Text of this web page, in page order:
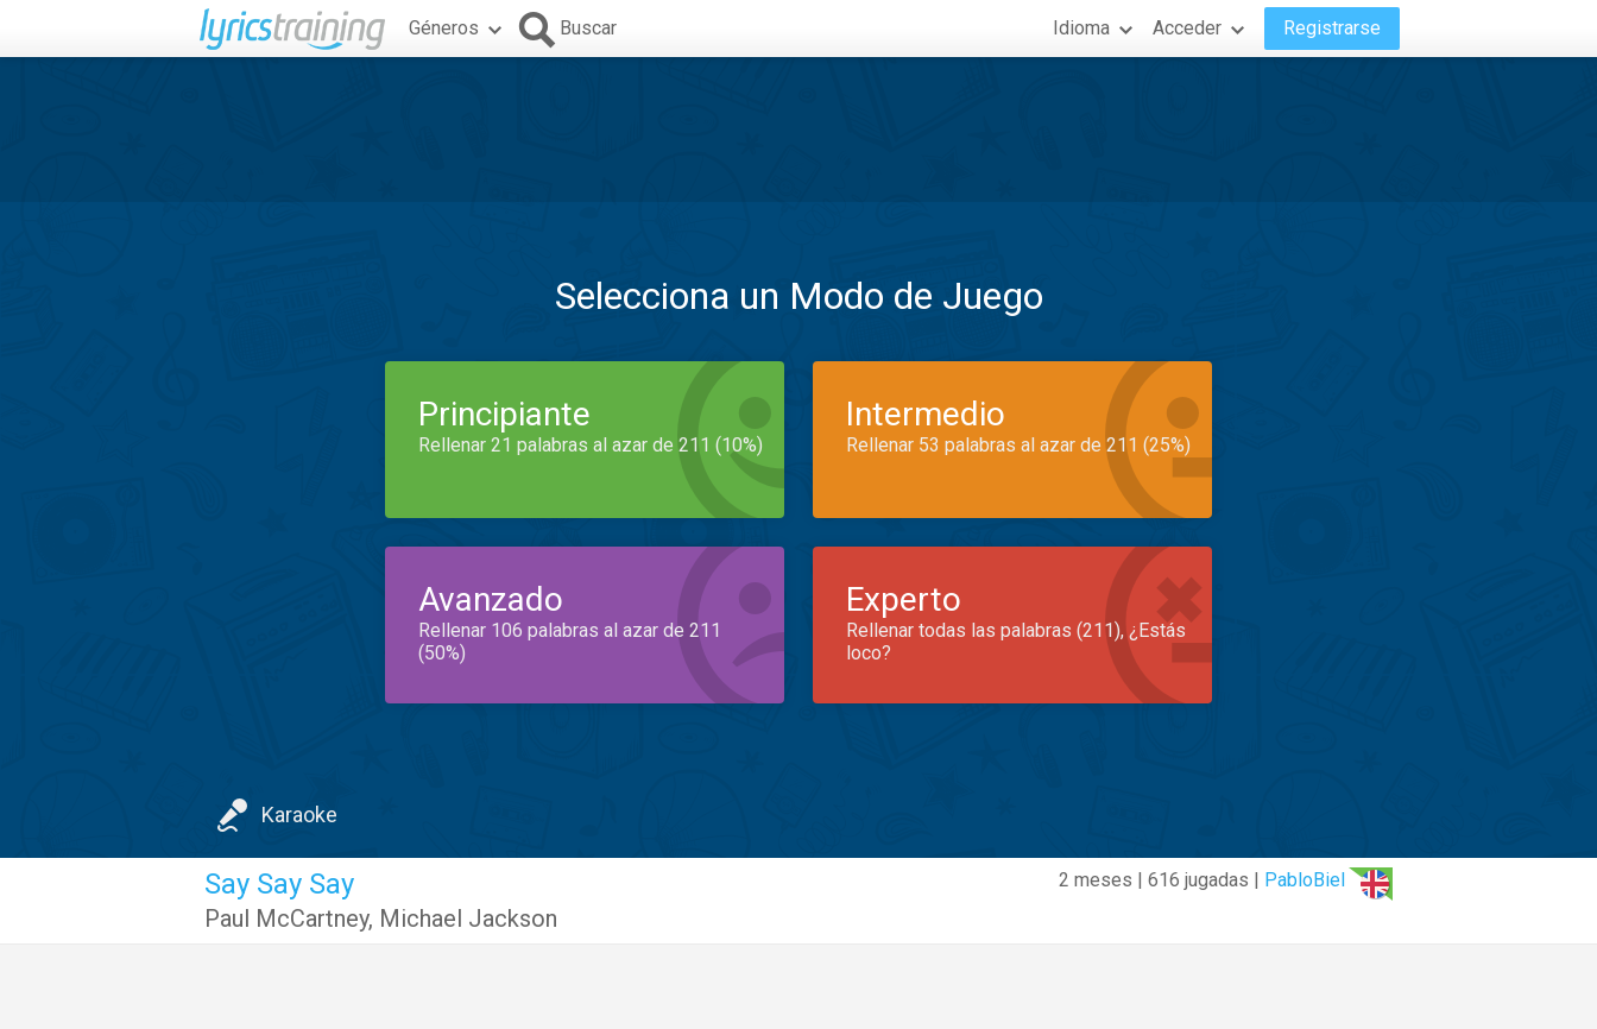
Géneros Buscar Idioma Acceder Registrarse
Selecciona un Modo de Juego
Principiante
Rellenar 21 palabras al azar de 211 (10%)
Intermedio
Rellenar 53 palabras al azar de 211 (25%)
Avanzado
Rellenar 106 palabras al azar de 211
(50%)
Experto
Rellenar todas las palabras (211), ¿Estás
loco?
Karaoke
2 meses | 616 jugadas | PabloBiel
Say Say Say
Paul McCartney, Michael Jackson